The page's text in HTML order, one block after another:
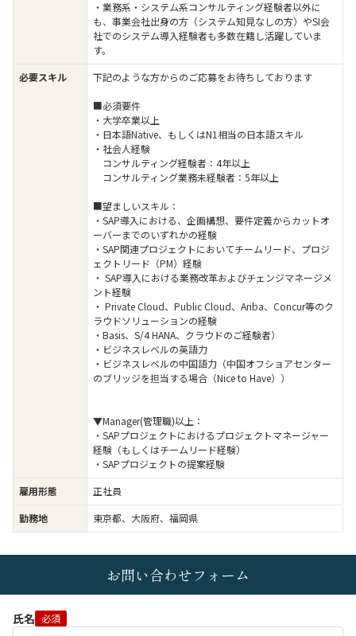
・業務系・システム系コンサルティング経験者以外に
も、事業会社出身の方（システム知見なしの方）やSI会
社でのシステム導入経験者も多数在籍し活躍していま
す。
必要スキル
下記のような方からのご応募をお待ちしております
■必須要件
・大学卒業以上
・日本語Native、もしくはN1相当の日本語スキル
・社会人経験
コンサルティング経験者：4年以上
コンサルティング業務未経験者：5年以上
■望ましいスキル：
・SAP導入における、企画構想、要件定義からカットオ
ーバーまでのいずれかの経験
・SAP関連プロジェクトにおいてチームリード、プロジ
ェクトリード（PM）経験
・ SAP導入における業務改革およびチェンジマネージメ
ント経験
・ Private Cloud、Public Cloud、Ariba、Concur等のク
ラウドソリューションの経験
・Basis、S/4 HANA、クラウドのご経験者）
・ビジネスレベルの英語力
・ビジネスレベルの中国語力（中国オフショアセンター
のブリッジを担当する場合（Nice to Have））
▼Manager(管理職)以上：
・SAPプロジェクトにおけるプロジェクトマネージャー
経験（もしくはチームリード経験）
・SAPプロジェクトの提案経験
雇用形態
正社員
勤務地
東京都、大阪府、福岡県
お問い合わせフォーム
氏名 必須